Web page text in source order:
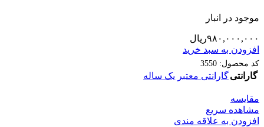
موجود در انبار
۹۸۰,۰۰۰,۰۰۰ریال
افزودن به سبد خرید
کد محصول: 3550
گارانتیگارانتی معتبر یک ساله
مقایسه
مشاهده سریع
افزودن به علاقه مندی